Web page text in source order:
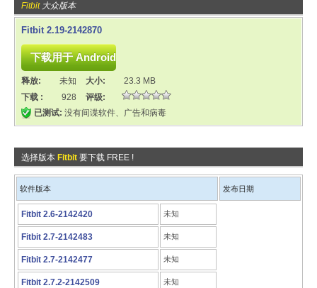
Fitbit大众版本
Fitbit 2.19-2142870
释放: 未知 大小:
23.3 MB
下载 :
928
评级:
已测试: 没有间谍软件、广告和病毒
选择版本 Fitbit 要下载 FREE !
软件版本 发布日期
Fitbit 2.6-2142420 未知
Fitbit 2.7-2142483 未知
Fitbit 2.7-2142477 未知
Fitbit 2.7.2-2142509 未知